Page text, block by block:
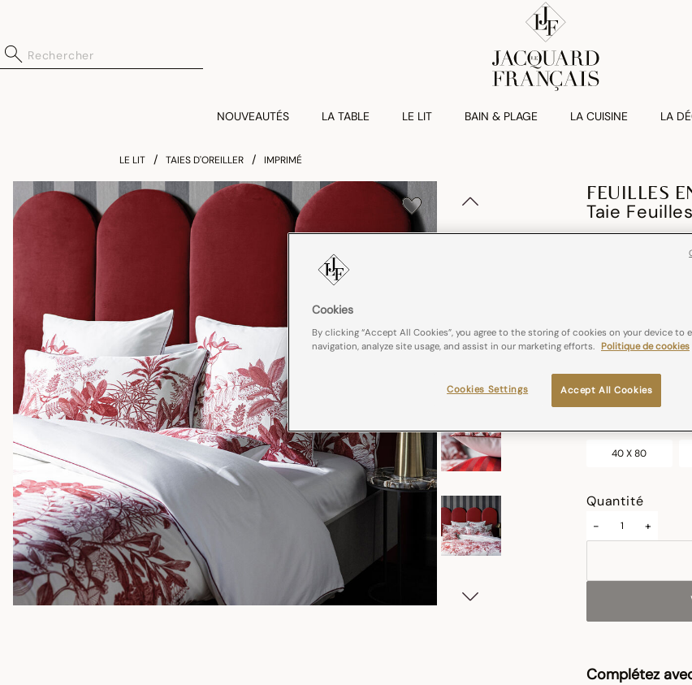
NOUVEAUTÉS LA TABLE LE LIT BAIN & PLAGE LA CUISINE LA
LE LIT TAIES D'OREILLER IMPRIMÉ
FEUILLES
Taie
Couleurs :Goji
sélectionné
40 X 80
Quantité
- +
Complétez
Cookies
By clicking “Accept All Cookies”, you agree to the storing of cookies on your device to
navigation, analyze site usage, and assist in our marketing efforts. Politique de cookies
Accept All Cookies
Cookies Settings